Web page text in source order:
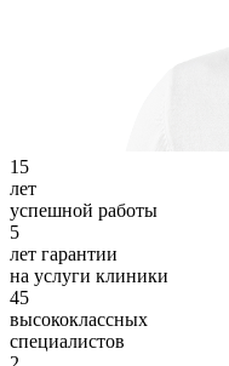
15
лет
успешной работы
5
лет гарантии
на услуги клиники
45
высококлассных
специалистов